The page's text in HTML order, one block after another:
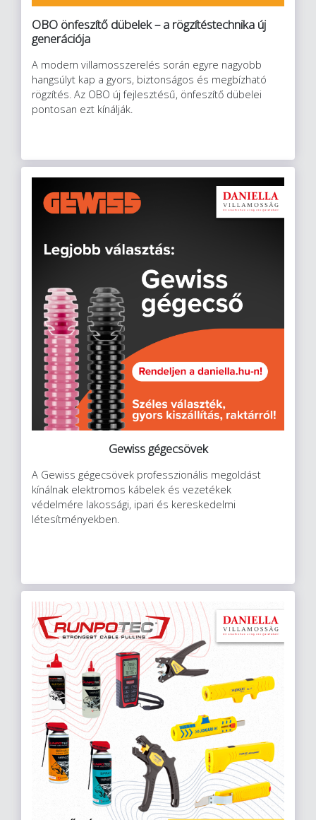
OBO önfeszítő dübelek – a rögzítéstechnika új
generációja
A modern villamosszerelés során egyre nagyobb
hangsúlyt kap a gyors, biztonságos és megbízható
rögzítés. Az OBO új fejlesztésű, önfeszítő dübelei
pontosan ezt kínálják.
Gewiss gégecsövek
A Gewiss gégecsövek professzionális megoldást
kínálnak elektromos kábelek és vezetékek
védelmére lakossági, ipari és kereskedelmi
létesítményekben.